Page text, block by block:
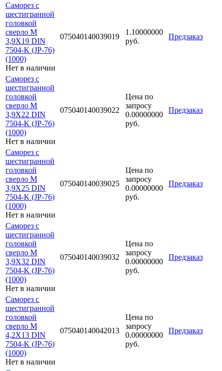
Саморез с
шестигранной
головкой
сверло М
3,9Х19 DIN
7504-K (JP-76)
(1000)
Нет в наличии
075040140039019
1.10000000
руб.
Предзаказ
Саморез с
шестигранной
головкой
сверло М
3,9Х22 DIN
7504-K (JP-76)
(1000)
Нет в наличии
075040140039022
Цена по
запросу
0.00000000
руб.
Предзаказ
Саморез с
шестигранной
головкой
сверло М
3,9Х25 DIN
7504-K (JP-76)
(1000)
Нет в наличии
075040140039025
Цена по
запросу
0.00000000
руб.
Предзаказ
Саморез с
шестигранной
головкой
сверло М
3,9Х32 DIN
7504-K (JP-76)
(1000)
Нет в наличии
075040140039032
Цена по
запросу
0.00000000
руб.
Предзаказ
Саморез с
шестигранной
головкой
сверло М
4,2Х13 DIN
7504-K (JP-76)
(1000)
Нет в наличии
075040140042013
Цена по
запросу
0.00000000
руб.
Предзаказ